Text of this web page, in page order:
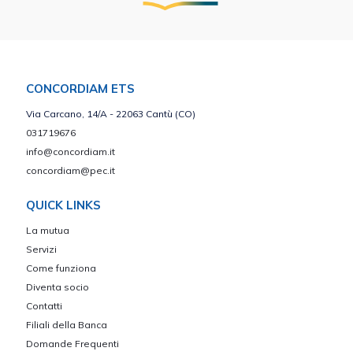
CONCORDIAM ETS
Via Carcano, 14/A - 22063 Cantù (CO)
031719676
info@concordiam.it
concordiam@pec.it
QUICK LINKS
La mutua
Servizi
Come funziona
Diventa socio
Contatti
Filiali della Banca
Domande Frequenti